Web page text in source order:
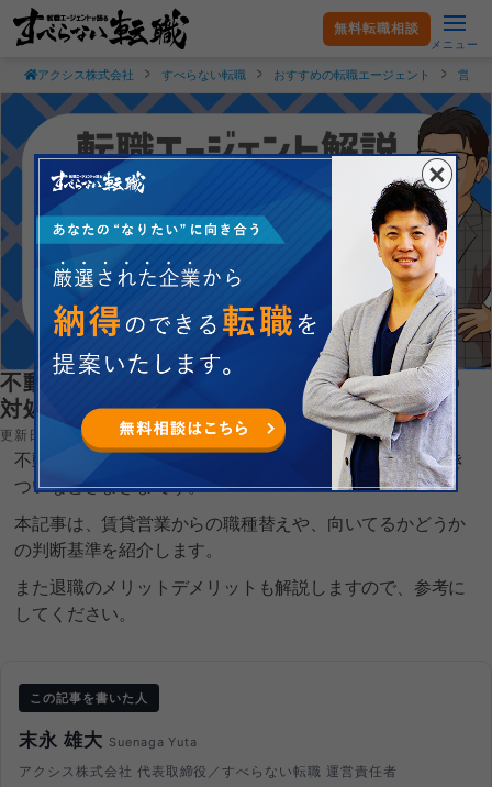
無料転職相談
メニュー
アクシス株式会社 すべらない転職 おすすめの転職エージェント 営業
不動産営業を辞めたいと思ったら？理由別の
対処法と退職のメリット・デメリット
更新日：2026.04.23
不動産営業を辞めたいと思う人の理由は、営業ノルマがき
ついなどさまざまです。
本記事は、賃貸営業からの職種替えや、向いてるかどうか
の判断基準を紹介します。
また退職のメリットデメリットも解説しますので、参考に
してください。
この記事を書いた人
末永 雄大 Suenaga Yuta
アクシス株式会社 代表取締役／すべらない転職 運営責任者